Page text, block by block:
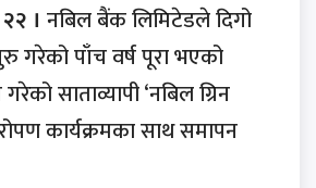
। नबिल बैंक लिमिटेडले दिगो
गरेको पाँच वर्ष पूरा भएको
साताव्यापी ‘नबिल ग्रिन
कार्यक्रमका साथ समापन